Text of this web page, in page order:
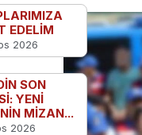
EDELİM
2026
SON
YENİ
MİZAN...
2026